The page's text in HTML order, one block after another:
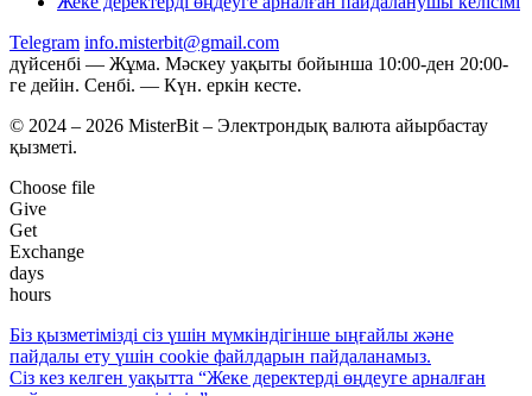
Telegram info.misterbit@gmail.com
дүйсенбі — Жұма. Мәскеу уақыты бойынша 10:00-ден 20:00-
ге дейін. Сенбі. — Күн. еркін кесте.
© 2024 – 2026 MisterBit – Электрондық валюта айырбастау
қызметі.
Choose file
Give
Get
Exchange
days
hours
Біз қызметімізді сіз үшін мүмкіндігінше ыңғайлы және
пайдалы ету үшін coоkie файлдарын пайдаланамыз.
Сіз кез келген уақытта “Жеке деректерді өңдеуге арналған